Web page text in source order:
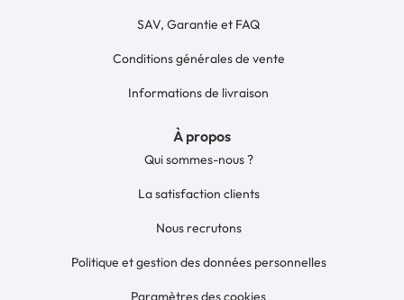
SAV, Garantie et FAQ
Conditions générales de vente
Informations de livraison
À propos
Qui sommes-nous ?
La satisfaction clients
Nous recrutons
Politique et gestion des données personnelles
Paramètres des cookies